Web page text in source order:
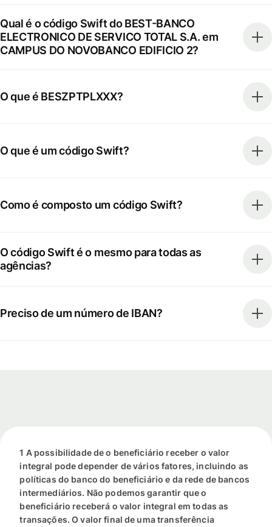
Qual é o código Swift do BEST-BANCO
ELECTRONICO DE SERVICO TOTAL S.A. em
CAMPUS DO NOVOBANCO EDIFICIO 2?
O que é BESZPTPLXXX?
O que é um código Swift?
Como é composto um código Swift?
O código Swift é o mesmo para todas as
agências?
Preciso de um número de IBAN?
1 A possibilidade de o beneficiário receber o valor
integral pode depender de vários fatores, incluindo as
políticas do banco do beneficiário e da rede de bancos
intermediários. Não podemos garantir que o
beneficiário receberá o valor integral em todas as
transações. O valor final de uma transferência